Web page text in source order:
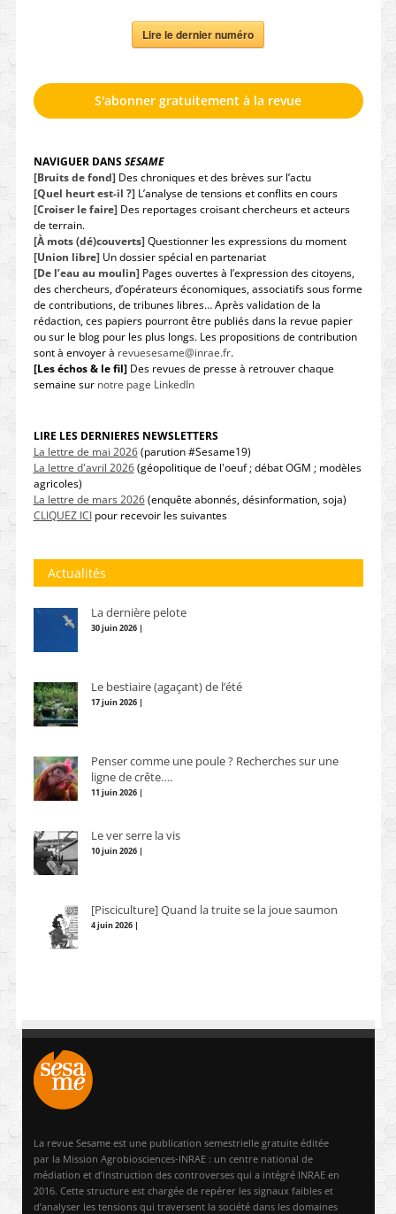
Lire le dernier numéro
S'abonner gratuitement à la revue
NAVIGUER DANSSESAME
[Bruits de fond]Des chroniques et des brèves sur l’actu
[Quel heurt est-il ?]L’analyse de tensions et conflits en cours
[Croiser le faire]Des reportages croisant chercheurs et acteurs
de terrain.
[À mots (dé)couverts]Questionner les expressions du moment
[Union libre]Un dossier spécial en partenariat
[De l’eau au moulin]Pages ouvertes à l’expression des citoyens,
des chercheurs, d’opérateurs économiques, associatifs sous forme
de contributions, de tribunes libres… Après validation de la
rédaction, ces papiers pourront être publiés dans la revue papier
ou sur le blog pour les plus longs. Les propositions de contribution
sont à envoyer à revuesesame@inrae.fr.
[Les échos & le fil]Des revues de presse à retrouver chaque
semaine sur notre page LinkedIn
LIRE LES DERNIERES NEWSLETTERS
La lettre de mai 2026(parution #Sesame19)
La lettre d'avril 2026(géopolitique de l'oeuf ; débat OGM ; modèles
agricoles)
La lettre de mars 2026(enquête abonnés, désinformation, soja)
CLIQUEZ ICIpour recevoir les suivantes
Actualités
La dernière pelote
30 juin 2026 |
Le bestiaire (agaçant) de l’été
17 juin 2026 |
Penser comme une poule ? Recherches sur une
ligne de crête….
11 juin 2026 |
Le ver serre la vis
10 juin 2026 |
[Pisciculture] Quand la truite se la joue saumon
4 juin 2026 |
La revue Sesame est une publication semestrielle gratuite éditée
par la Mission Agrobiosciences-INRAE : un centre national de
médiation et d’instruction des controverses qui a intégré INRAE en
2016. Cette structure est chargée de repérer les signaux faibles et
d’analyser les tensions qui traversent la société dans les domaines